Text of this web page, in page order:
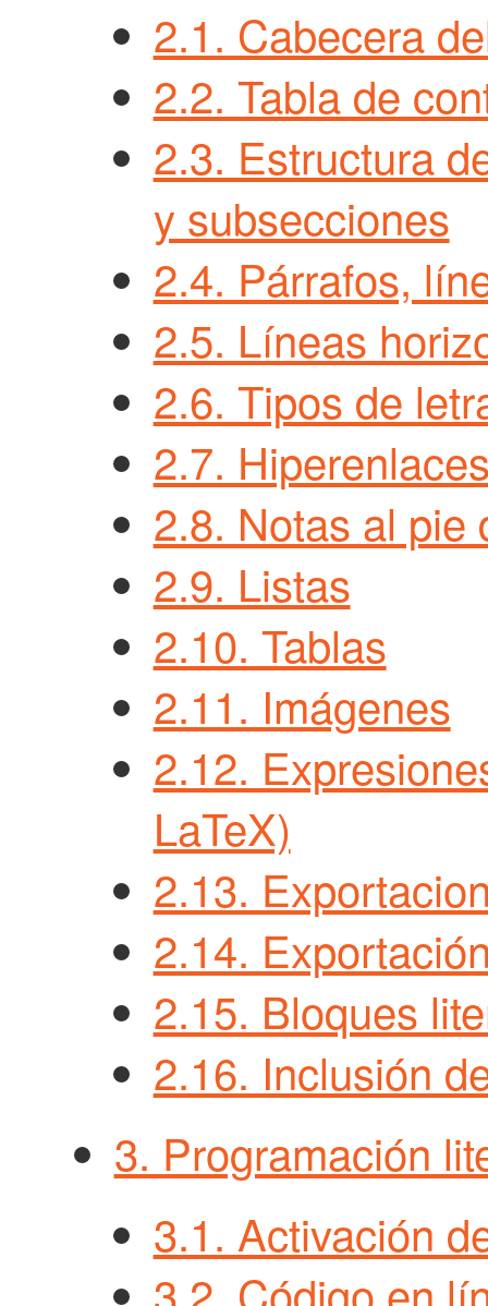
2.1. Cabecera
2.2. Tabla de
2.3. Estructura
y subsecciones
2.4. Párrafos,
2.5. Líneas
2.6. Tipos de
2.7.
2.8. Notas al pie
2.9. Listas
2.10. Tablas
2.11. Imágenes
2.12.
LaTeX)
2.13.
2.14.
2.15. Bloques
2.16. Inclusión
3. Programación
3.1. Activación
3.2. Código en